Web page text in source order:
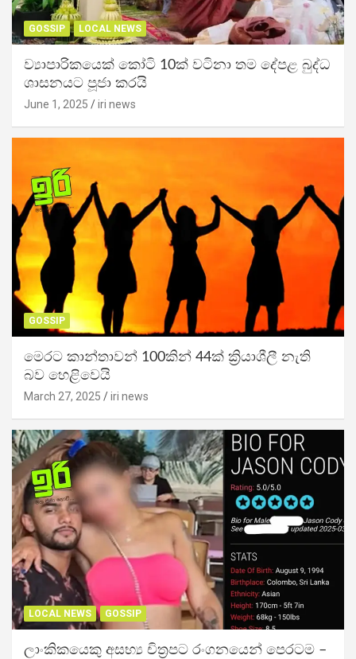
GOSSIP LOCAL NEWS
ව්‍යාපාරිකයෙක් කෝටි 10ක් වටිනා තම දේපළ බුද්ධ
ශාසනයට පූජා කරයි
June 1, 2025 iri news
GOSSIP
මෙරට කාන්තාවන් 100කින් 44ක් ක්‍රියාශීලී නැති
බව හෙළිවෙයි
March 27, 2025 iri news
LOCAL NEWS GOSSIP
ලාංකිකයෙකු අසභ්‍ය චිත්‍රපට රංගනයෙන් පෙරටම –